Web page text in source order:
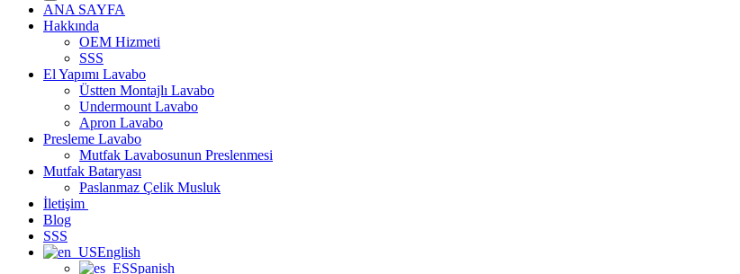
ANA SAYFA
Hakkında
OEM Hizmeti
SSS
El Yapımı Lavabo
Üstten Montajlı Lavabo
Undermount Lavabo
Apron Lavabo
Presleme Lavabo
Mutfak Lavabosunun Preslenmesi
Mutfak Bataryası
Paslanmaz Çelik Musluk
İletişim
Blog
SSS
English
Spanish